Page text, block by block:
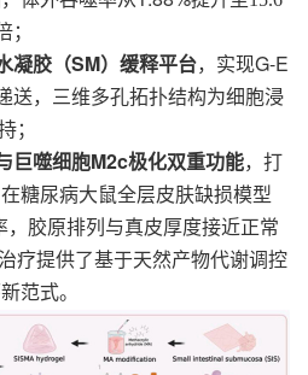
；
凝胶（SM）缓释平台，实现G-E
送，三维多孔拓扑结构为细胞浸
；
巨噬细胞M2c极化双重功能，打
糖尿病大鼠全层皮肤缺损模型
，胶原排列与真皮厚度接近正常
疗提供了基于天然产物代谢调控
范式。